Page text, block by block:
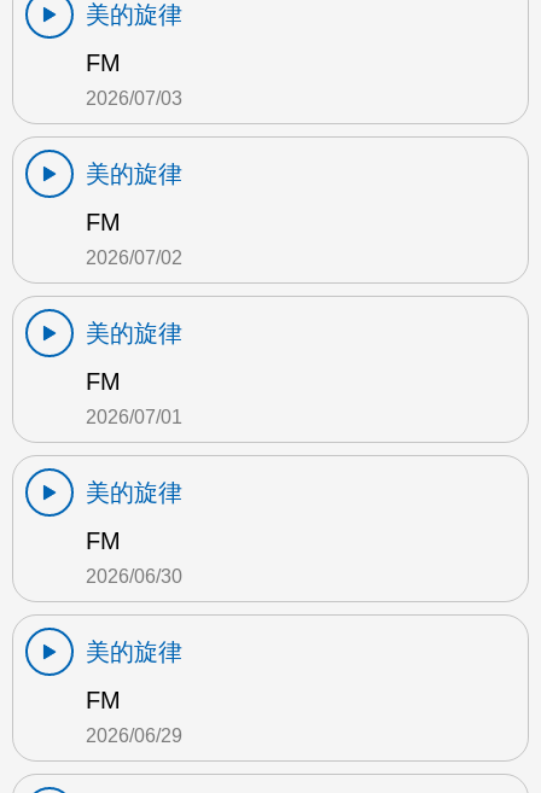
美的旋律
FM
2026/07/03
美的旋律
FM
2026/07/02
美的旋律
FM
2026/07/01
美的旋律
FM
2026/06/30
美的旋律
FM
2026/06/29